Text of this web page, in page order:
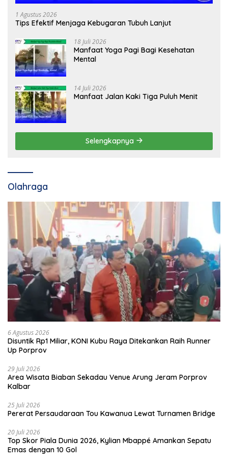
1 Agustus 2026
Tips Efektif Menjaga Kebugaran Tubuh Lanjut
18 Juli 2026
Manfaat Yoga Pagi Bagi Kesehatan
Mental
14 Juli 2026
Manfaat Jalan Kaki Tiga Puluh Menit
Selengkapnya
Olahraga
6 Agustus 2026
Disuntik Rp1 Miliar, KONI Kubu Raya Ditekankan Raih Runner
Up Porprov
29 Juli 2026
Area Wisata Biaban Sekadau Venue Arung Jeram Porprov
Kalbar
25 Juli 2026
Pererat Persaudaraan Tou Kawanua Lewat Turnamen Bridge
20 Juli 2026
Top Skor Piala Dunia 2026, Kylian Mbappé Amankan Sepatu
Emas dengan 10 Gol